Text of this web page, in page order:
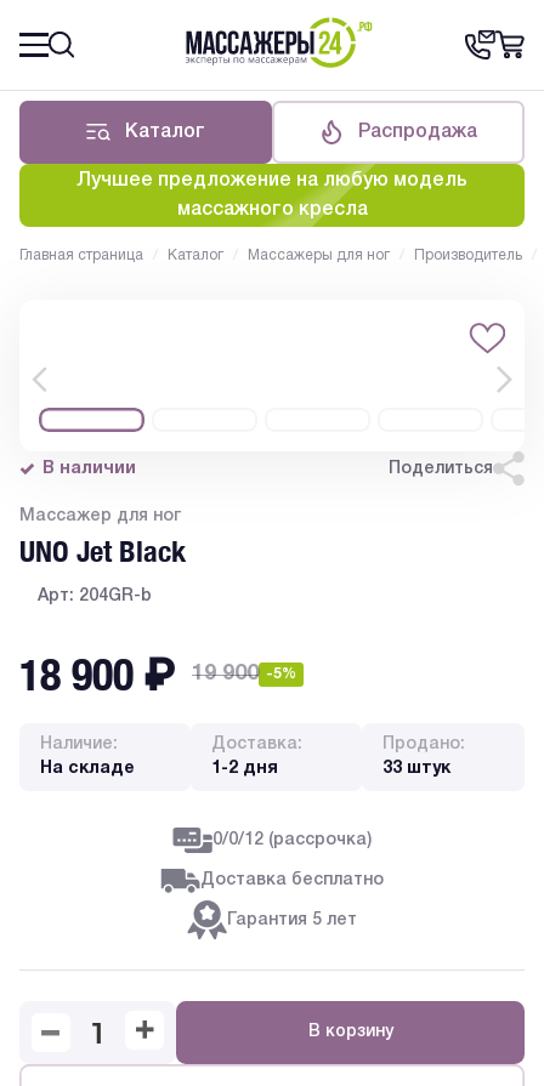
Каталог Распродажа
Лучшее предложение на любую модель
массажного кресла
Главная страница / Каталог / Массажеры для ног / Производитель /
В наличии Поделиться
Массажер для ног
UNO Jet Black
Арт: 204GR-b
18 900 ₽ -5%
19 900
Наличие:
На складе
Доставка:
1-2 дня
Продано:
33 штук
0/0/12 (рассрочка)
Доставка бесплатно
Гарантия 5 лет
В корзину